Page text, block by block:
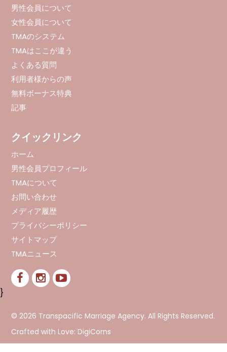
男性会員について
女性会員について
TMAのシステム
TMAはここが違う
よくある質問
利用者様からの声
無料ボーナス特典
記事
クイックリンク
ホーム
男性会員プロフィール
TMAについて
お問い合わせ
メディア履歴
プライバシーポリシー
サイトマップ
TMAニュース
}
© 2026 Transpacific Marriage Agency. All Rights Reserved.
Crafted with Love: DigiCorns